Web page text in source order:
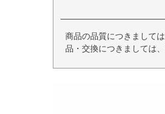
商品の品質につきまして
品・交換につきましては